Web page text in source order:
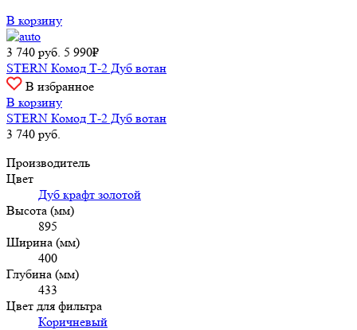
В корзину
3 740 руб. 5 990₽
STERN Комод Т-2 Дуб вотан
В избранное
В корзину
STERN Комод Т-2 Дуб вотан
3 740 руб.
Производитель
Цвет
Дуб крафт золотой
Высота (мм)
895
Ширина (мм)
400
Глубина (мм)
433
Цвет для фильтра
Коричневый